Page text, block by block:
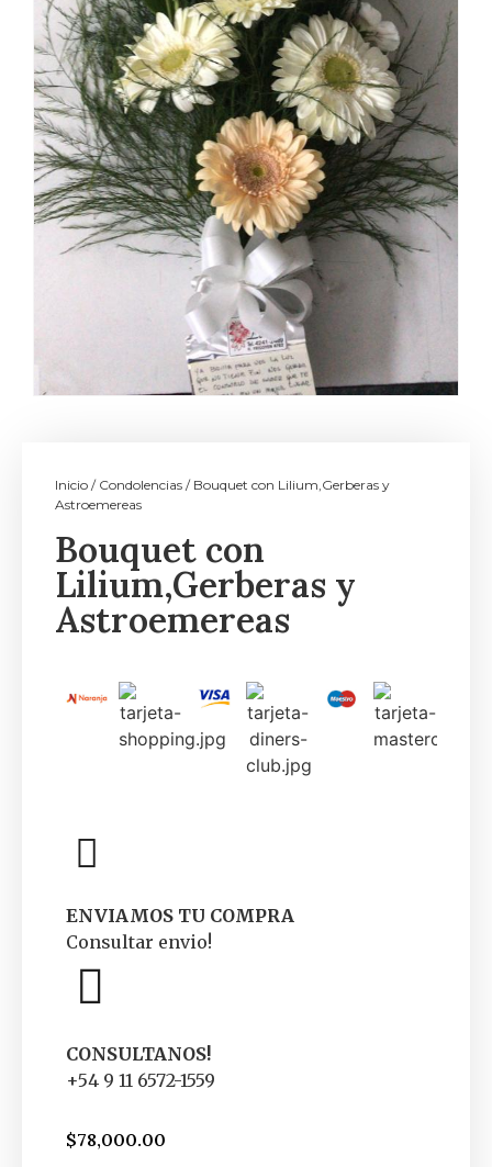
Inicio / Condolencias / Bouquet con Lilium,Gerberas y
Astroemereas
Bouquet con
Lilium,Gerberas y
Astroemereas
ENVIAMOS TU COMPRA
Consultar envio!
CONSULTANOS!
+54 9 11 6572-1559
$78,000.00